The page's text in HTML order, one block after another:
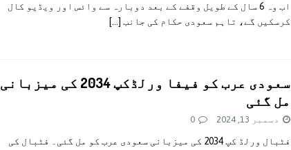
اب وہ 6 سال کے طویل وقفے کے بعد دوبارہ سے وائس اور ویڈیو کال
کرسکیں گے، تاہم سعودی حکام کی جانب […]
سعودی عرب کو فیفا ورلڈکپ 2034 کی میزبانی
مل گئی
دسمبر 13, 2024 0
فٹبال ورلڈ کپ 2034 کی میزبانی سعودی عرب کو مل گئی۔ فٹبال کی